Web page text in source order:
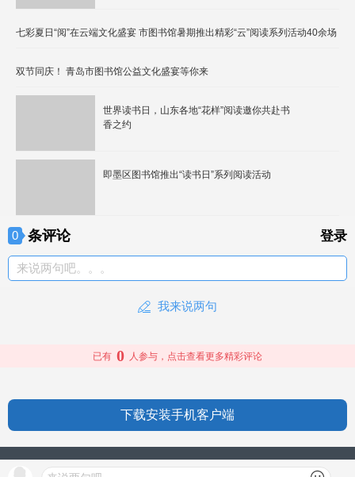
七彩夏日“阅”在云端文化盛宴 市图书馆暑期推出精彩“云”阅读系列活动40余场
双节同庆！ 青岛市图书馆公益文化盛宴等你来
世界读书日，山东各地“花样”阅读邀你共赴书
香之约
即墨区图书馆推出“读书日”系列阅读活动
0 条评论 登录
来说两句吧。。。
我来说两句
已有 0 人参与，点击查看更多精彩评论
下载安装手机客户端
授权信息